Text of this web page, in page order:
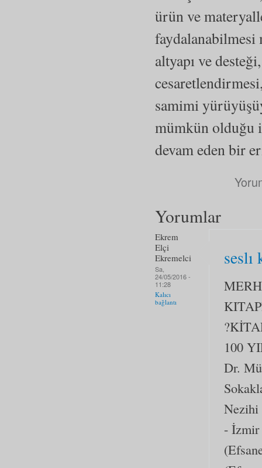
ürün ve
altyapı ve
samimi
mümkün olduğu
devam eden bir
Yorumlar
Ekrem
Elçi
Ekremelci
Sa,
24/05/2016 -
11:28
Kalıcı
bağlantı
seslı
100
Dr.
Nezihi
- İzmir